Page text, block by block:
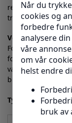
regelmessig.
trygghet og
Vedlikehold og
For å bevare
forsiktig tørking i
vask for å unngå
bruk av sterke
Typiske spørsmål